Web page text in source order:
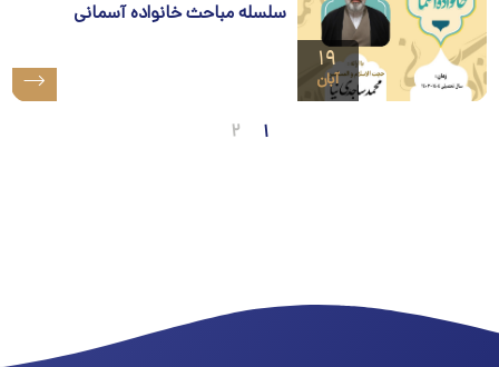
۱۹
آبان
سلسله مباحث خانواده آسمانی